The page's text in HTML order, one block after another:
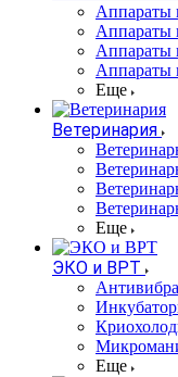
Аппараты
Аппараты
Аппараты
Аппараты
Еще
Ветеринария
Еще
ЭКО и ВРТ
Еще